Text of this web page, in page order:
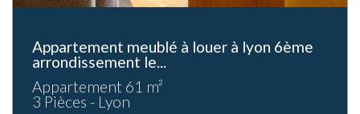
Appartement meublé à louer à lyon 6ème
arrondissement le...
Appartement 61 m²
3 Pièces - Lyon